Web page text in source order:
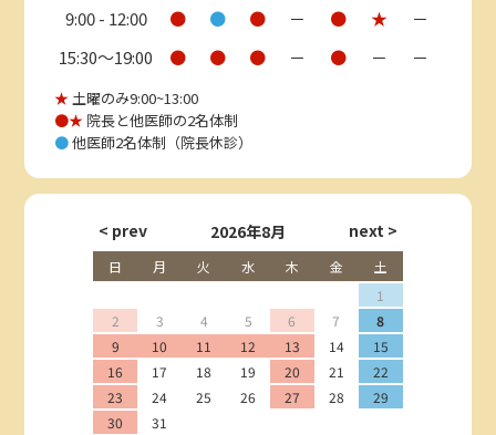
9:00 - 12:00
● ● ● － ● ★
－
15:30〜19:00
● ● ● － ● － －
★ 土曜のみ9:00~13:00
●★ 院長と他医師の2名体制
●他医師2名体制（院長休診）
2026年8月
日 月 火 水 木 金
土
1
2
3 4 5 6 7
8
9
10 11 12 13 14
15
16
17 18 19 20 21
22
23
24 25 26 27 28
29
30
31